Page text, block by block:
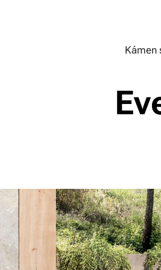
Kámen